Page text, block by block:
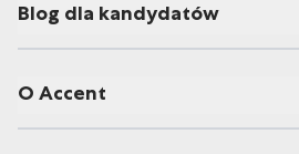
Blog dla kandydatów
O Accent